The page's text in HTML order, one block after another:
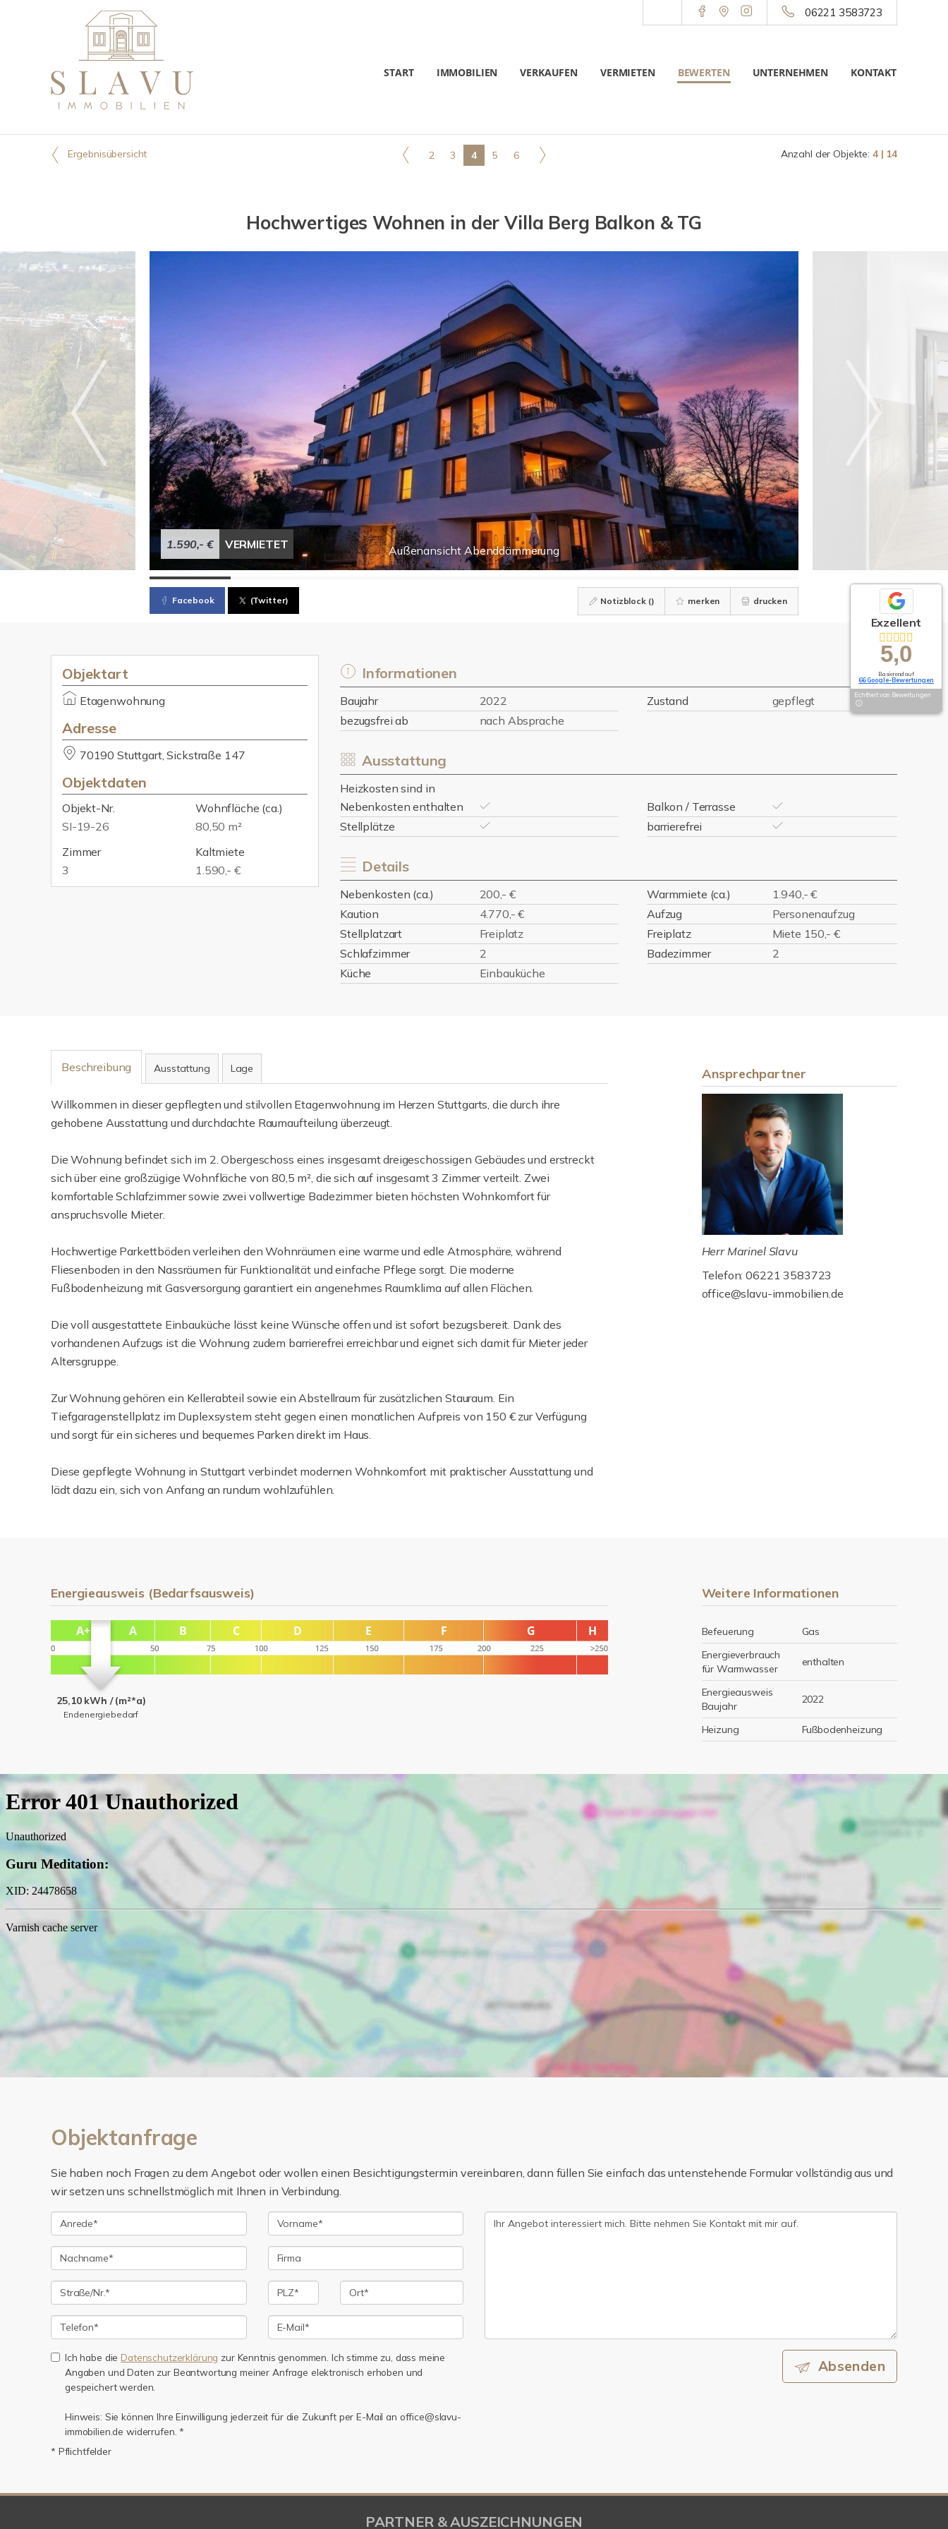
06221 3583723
START IMMOBILIEN VERKAUFEN VERMIETEN BEWERTEN UNTERNEHMEN KONTAKT
Ergebnisübersicht 2 3 4 5 6 Anzahl der Objekte: 4 | 14
Hochwertiges Wohnen in der Villa Berg Balkon & TG
Außenansicht Abenddämmerung
1.590,- € VERMIETET
Facebook (Twitter) Notizblock () merken drucken
Objektart
Etagenwohnung
Adresse
70190 Stuttgart, Sickstraße 147
Objektdaten
Objekt-Nr.
SI-19-26
Wohnfläche (ca.)
80,50 m²
Zimmer
3
Kaltmiete
1.590,- €
Informationen
Baujahr 2022 Zustand
gepflegt
bezugsfrei ab
nach Absprache
Ausstattung
Heizkosten sind in
Nebenkosten enthalten
Balkon / Terrasse
Stellplätze
barrierefrei
Details
Nebenkosten (ca.) 200,- € Warmmiete (ca.)
1.940,- €
Kaution
4.770,- € Aufzug
Personenaufzug
Stellplatzart
Freiplatz Freiplatz
Miete 150,- €
Schlafzimmer
2 Badezimmer
2
Küche
Einbauküche
Beschreibung Ausstattung Lage
Willkommen in dieser gepflegten und stilvollen Etagenwohnung im Herzen Stuttgarts, die durch ihre
gehobene Ausstattung und durchdachte Raumaufteilung überzeugt.
Die Wohnung befindet sich im 2. Obergeschoss eines insgesamt dreigeschossigen Gebäudes und erstreckt
sich über eine großzügige Wohnfläche von 80,5 m², die sich auf insgesamt 3 Zimmer verteilt. Zwei
komfortable Schlafzimmer sowie zwei vollwertige Badezimmer bieten höchsten Wohnkomfort für
anspruchsvolle Mieter.
Hochwertige Parkettböden verleihen den Wohnräumen eine warme und edle Atmosphäre, während
Fliesenboden in den Nassräumen für Funktionalität und einfache Pflege sorgt. Die moderne
Fußbodenheizung mit Gasversorgung garantiert ein angenehmes Raumklima auf allen Flächen.
Die voll ausgestattete Einbauküche lässt keine Wünsche offen und ist sofort bezugsbereit. Dank des
vorhandenen Aufzugs ist die Wohnung zudem barrierefrei erreichbar und eignet sich damit für Mieter jeder
Altersgruppe.
Zur Wohnung gehören ein Kellerabteil sowie ein Abstellraum für zusätzlichen Stauraum. Ein
Tiefgaragenstellplatz im Duplexsystem steht gegen einen monatlichen Aufpreis von 150 € zur Verfügung
und sorgt für ein sicheres und bequemes Parken direkt im Haus.
Diese gepflegte Wohnung in Stuttgart verbindet modernen Wohnkomfort mit praktischer Ausstattung und
lädt dazu ein, sich von Anfang an rundum wohlzufühlen.
Ansprechpartner
Herr Marinel Slavu
Telefon: 06221 3583723
office@slavu-immobilien.de
Energieausweis (Bedarfsausweis)
25,10 kWh / (m²*a)
Endenergiebedarf
Weitere Informationen
Befeuerung
Gas
Energieverbrauch
für Warmwasser
enthalten
Energieausweis
Baujahr
2022
Heizung Fußbodenheizung
Objektanfrage
Sie haben noch Fragen zu dem Angebot oder wollen einen Besichtigungstermin vereinbaren, dann füllen Sie einfach das untenstehende Formular vollständig aus und
wir setzen uns schnellstmöglich mit Ihnen in Verbindung.
Ich habe die Datenschutzerklärung zur Kenntnis genommen. Ich stimme zu, dass meine
Angaben und Daten zur Beantwortung meiner Anfrage elektronisch erhoben und
gespeichert werden.
Hinweis: Sie können Ihre Einwilligung jederzeit für die Zukunft per E-Mail an office@slavu-
immobilien.de widerrufen. *
* Pflichtfelder
Absenden
Exzellent
5,0
Basierend auf
66 Google-Bewertungen
Echtheit von Bewertungen
PARTNER & AUSZEICHNUNGEN